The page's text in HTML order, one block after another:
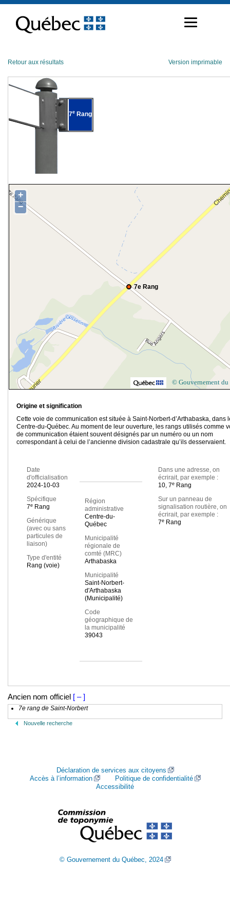
contenu
Retour aux résultats Version imprimable
7e Rang
7e Rang
+
−
© Gouvernement du
Origine et signification
Cette voie de communication est située à Saint-Norbert-d’Arthabaska, dans
Centre-du-Québec. Au moment de leur ouverture, les rangs utilisés comme
de communication étaient souvent désignés par un numéro ou un nom
correspondant à celui de l’ancienne division cadastrale qu’ils desservaient.
Date
d'officialisation
2024-10-03
Spécifique
7e Rang
Générique
(avec ou sans
particules de
liaison)
Type d'entité
Rang (voie)
Région
administrative
Centre-du-
Québec
Municipalité
régionale de
comté (MRC)
Arthabaska
Municipalité
Saint-Norbert-
d'Arthabaska
(Municipalité)
Code
géographique de
la municipalité
39043
Dans une adresse, on
écrirait, par exemple :
10, 7eRang
Sur un panneau de
signalisation routière, on
écrirait, par exemple :
7eRang
Ancien nom officiel [ – ]
7e rang de Saint-Norbert
Nouvelle recherche
Déclaration de services aux citoyens
Accès à l’information
Politique de confidentialité
Accessibilité
© Gouvernement du Québec, 2024